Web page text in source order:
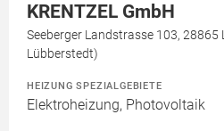
KRENTZEL GmbH
Seeberger Landstrasse 103,
Lübberstedt)
HEIZUNG SPEZIALGEBIETE
Elektroheizung, Photovoltaik